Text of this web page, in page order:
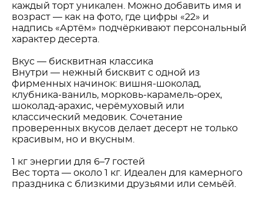
каждый торт уникален. Можно добавить имя и
возраст — как на фото, где цифры «22» и
надпись «Артём» подчёркивают персональный
характер десерта.
Вкус — бисквитная классика
Внутри — нежный бисквит с одной из
фирменных начинок: вишня-шоколад,
клубника-ваниль, морковь-карамель-орех,
шоколад-арахис, черёмуховый или
классический медовик. Сочетание
проверенных вкусов делает десерт не только
красивым, но и вкусным.
1 кг энергии для 6–7 гостей
Вес торта — около 1 кг. Идеален для камерного
праздника с близкими друзьями или семьёй.